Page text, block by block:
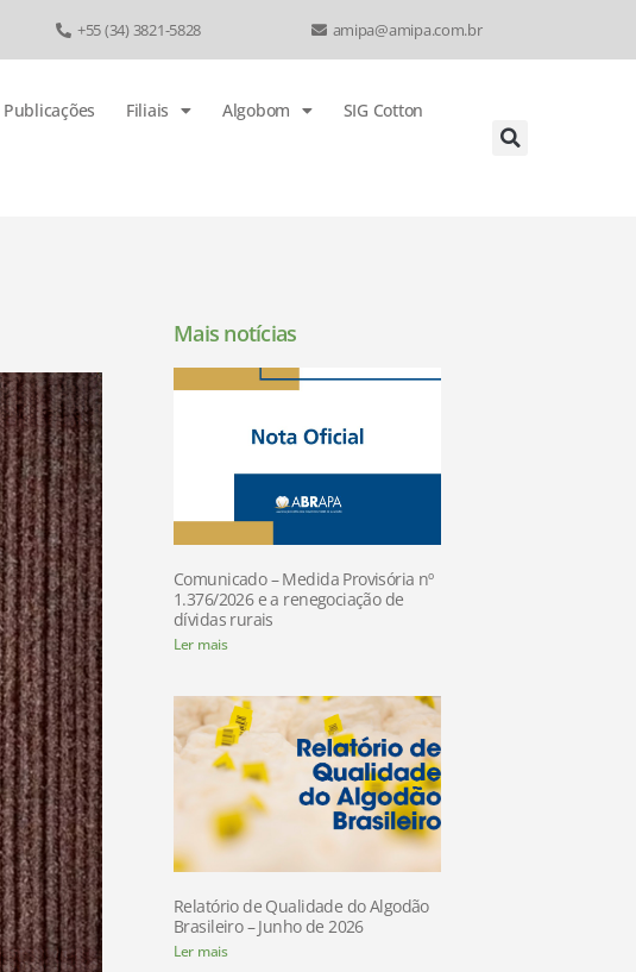
+55 (34) 3821-5828 amipa@amipa.com.br
Publicações Filiais Algobom SIG Cotton
Mais notícias
Comunicado – Medida Provisória nº
1.376/2026 e a renegociação de
dívidas rurais
Ler mais
Relatório de Qualidade do Algodão
Brasileiro – Junho de 2026
Ler mais